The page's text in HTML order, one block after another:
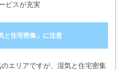
ビスが充実
と住宅密集」に注意
エリアですが、湿気と住宅密集